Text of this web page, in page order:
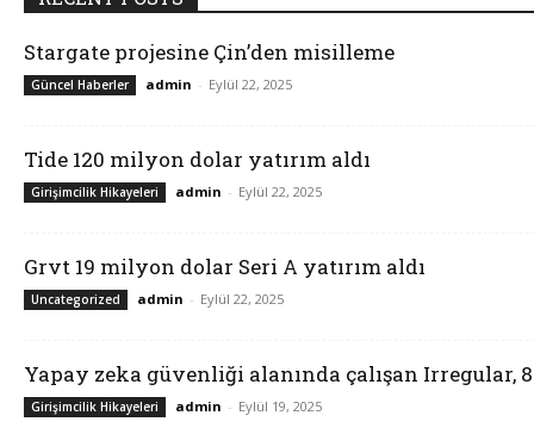
Stargate projesine Çin’den misilleme
Güncel Haberler admin - Eylül 22, 2025
Tide 120 milyon dolar yatırım aldı
Girişimcilik Hikayeleri admin - Eylül 22, 2025
Grvt 19 milyon dolar Seri A yatırım aldı
Uncategorized admin - Eylül 22, 2025
Yapay zeka güvenliği alanında çalışan Irregular,
Girişimcilik Hikayeleri admin - Eylül 19, 2025